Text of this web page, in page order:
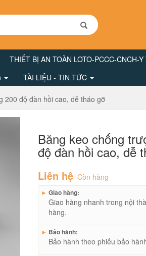
THIẾT BỊ AN TOÀN LOTO-PCCC-CNCH-Y
TÀI LIỆU - TIN TỨC
200 độ đàn hồi cao, dễ tháo gỡ
Băng keo chống
độ đàn hồi cao, dễ
Liên hệ Còn hàng
► Giao hàng:
Giao hàng nhanh trong nội
hàng.
► Bảo hành:
Bảo hành theo phiếu bảo